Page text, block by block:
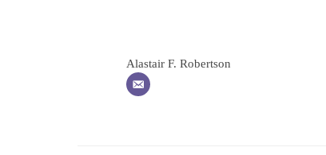
Alastair F. Robertson